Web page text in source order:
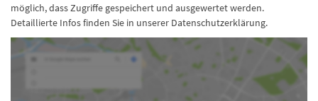
möglich, dass Zugriffe gespeichert und ausgewertet werden.
Detaillierte Infos finden Sie in unserer Datenschutzerklärung.